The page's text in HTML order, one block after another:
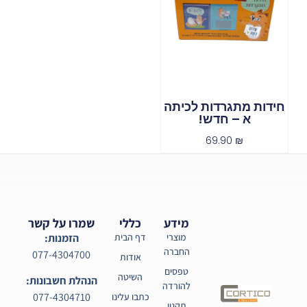
חידות מתגרדות לכיתה
א – חדש!
69.90 ₪
כללי
דף הבית
אודות
השיטה
כתבו עלינו
מידע
מוצרי
החברה
טפסים
להורדה
שמרו על קשר
הזמנות:
077-4304700
הנהלת חשבונות:
077-4304710